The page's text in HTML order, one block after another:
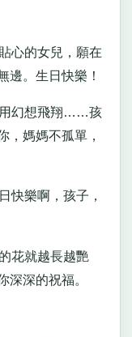
心的女兒，願在
邊。生日快樂！
幻想飛翔……孩
，媽媽不孤單，
樂啊，孩子，
花就越長越艷
深深的祝福。